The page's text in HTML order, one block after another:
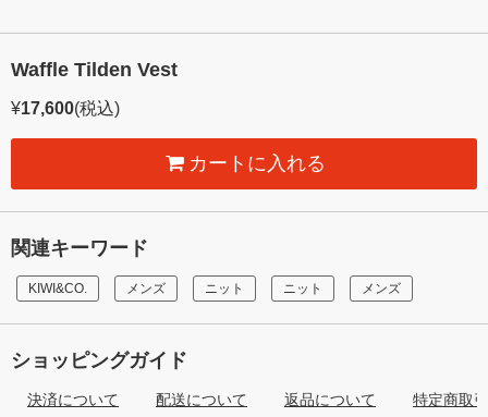
Waffle Tilden Vest
¥17,600(税込)
カートに入れる
関連キーワード
KIWI&CO. メンズ ニット ニット メンズ
ショッピングガイド
決済について 配送について 返品について 特定商取